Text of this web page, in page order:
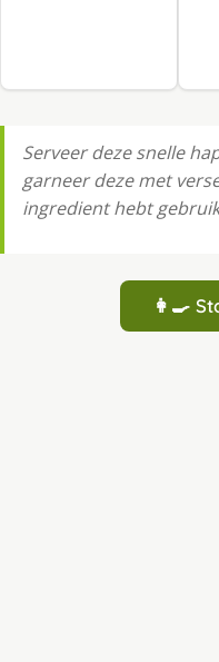
Serveer deze snelle
garneer deze met
ingredient hebt
👩‍🍳